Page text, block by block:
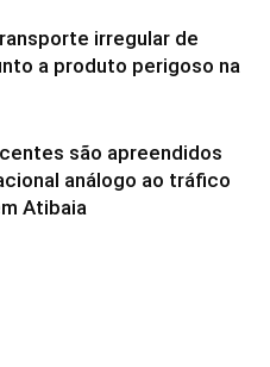
irregular de
a produto perigoso na
são apreendidos
análogo ao tráfico
Atibaia